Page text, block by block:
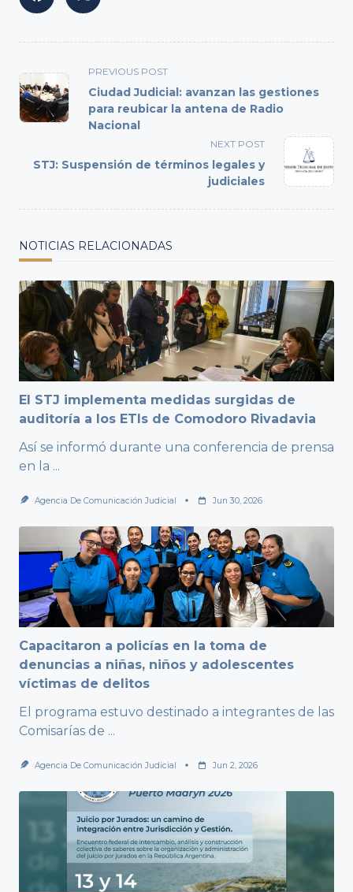
<span
class="nav-
subtitle
screen-
text">Page</span>
PREVIOUS POST
Ciudad Judicial: avanzan las gestiones
para reubicar la antena de Radio
Nacional
NEXT POST
STJ: Suspensión de términos legales y
judiciales
NOTICIAS RELACIONADAS
El STJ implementa medidas surgidas de
auditoría a los ETIs de Comodoro Rivadavia
Así se informó durante una conferencia de prensa
en la ...
Agencia De Comunicación Judicial Jun 30, 2026
Capacitaron a policías en la toma de
denuncias a niñas, niños y adolescentes
víctimas de delitos
El programa estuvo destinado a integrantes de las
Comisarías de ...
Agencia De Comunicación Judicial Jun 2, 2026